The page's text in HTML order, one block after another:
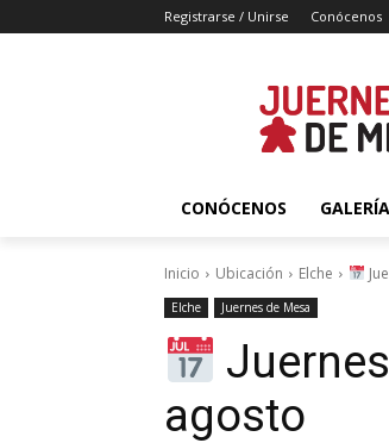
Registrarse / Unirse Conócenos
CONÓCENOS GALERÍA
Inicio Ubicación Elche
Elche Juernes de Mesa
agosto